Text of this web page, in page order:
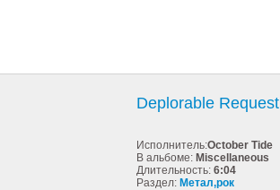
Deplorable Request
Исполнитель:October Tide
В альбоме: Miscellaneous
Длительность: 6:04
Раздел: Метал,рок